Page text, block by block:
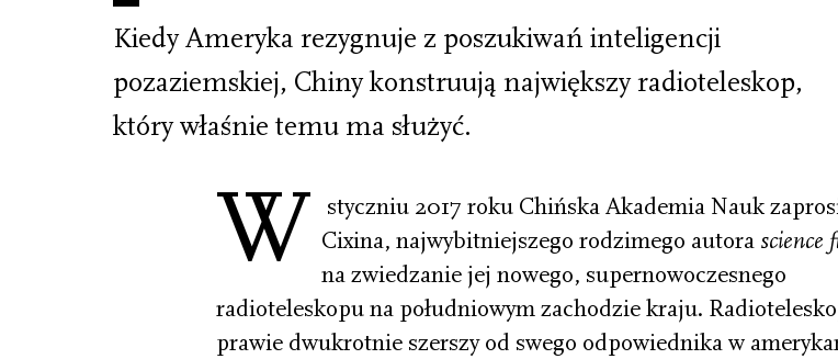
Kiedy Ameryka rezygnuje z poszukiwań inteligencji
pozaziemskiej, Chiny konstruują największy radioteleskop,
który właśnie temu ma służyć.
W
styczniu 2017 roku Chińska Akademia Nauk
Cixina, najwybitniejszego rodzimego autora science
na zwiedzanie jej nowego, supernowoczesnego
radioteleskopu na południowym zachodzie kraju.
prawie dwukrotnie szerszy od swego odpowiednika w